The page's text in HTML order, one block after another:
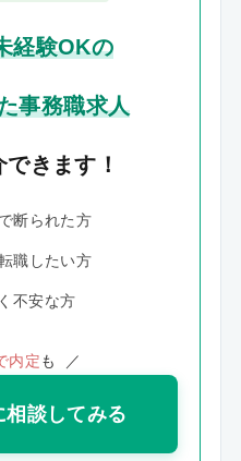
経験OKの
事務職求人
きます！
断られた方
職したい方
不安な方
内定も ／
談してみる